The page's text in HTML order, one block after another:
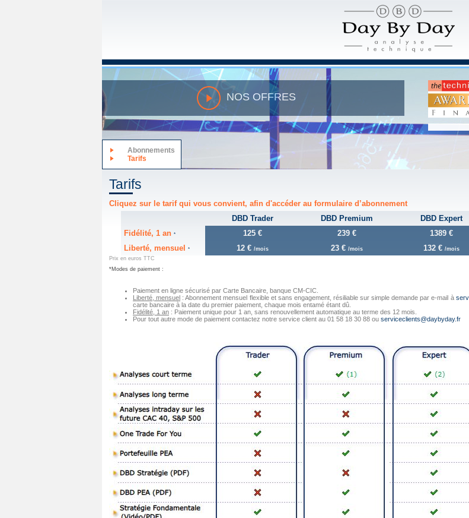
NOS OFFRES
Abonnements
Tarifs
Tarifs
Cliquez sur le tarif qui vous convient, afin d'accéder au formulaire d’abonnement
DBD Trader
DBD Premium DBD Expert
Fidélité, 1 an * 125 € 239 € 1389 €
Liberté, mensuel
* 12 € /mois 23 € /mois 132 € /mois
Prix en euros TTC
*Modes de paiement :
Paiement en ligne sécurisé par Carte Bancaire, banque CM-CIC.
Liberté, mensuel : Abonnement mensuel flexible et sans engagement, résiliable sur simple demande par e-mail à
carte bancaire à la date du premier paiement, chaque mois entamé étant dû.
Fidélité, 1 an : Paiement unique pour 1 an, sans renouvellement automatique au terme des 12 mois.
Pour tout autre mode de paiement contactez notre service client au 01 58 18 30 88 ou serviceclients@daybyday.fr